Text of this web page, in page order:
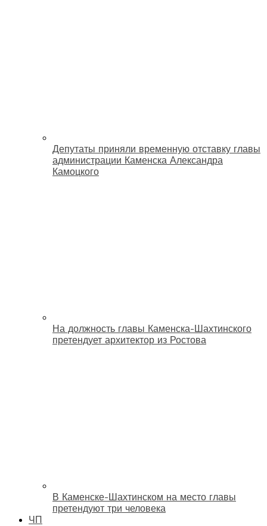
Депутаты приняли временную отставку главы
администрации Каменска Александра
Камоцкого
На должность главы Каменска-Шахтинского
претендует архитектор из Ростова
В Каменске-Шахтинском на место главы
претендуют три человека
ЧП